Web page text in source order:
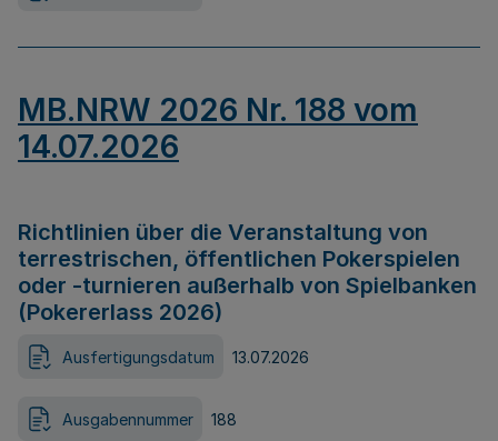
MB.NRW 2026 Nr. 188 vom
14.07.2026
Richtlinien über die Veranstaltung von
terrestrischen, öffentlichen Pokerspielen
oder -turnieren außerhalb von Spielbanken
(Pokererlass 2026)
Ausfertigungsdatum 13.07.2026
Ausgabennummer 188